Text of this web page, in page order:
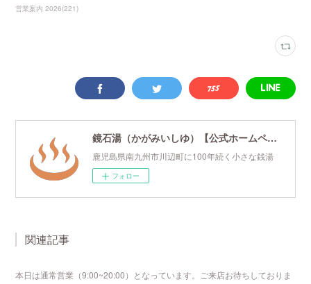
営業案内 2026(221)
鏡石湯（かがみいしゆ）【公式ホームページ】
鹿児島県南九州市川辺町に100年続く小さな銭湯
フォロー
関連記事
本日は通常営業（9:00~20:00）となっています。ご来店お待ちしておりま